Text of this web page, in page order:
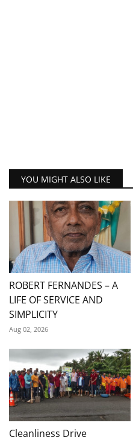
YOU MIGHT ALSO LIKE
ROBERT FERNANDES – A
LIFE OF SERVICE AND
SIMPLICITY
Aug 02, 2026
Cleanliness Drive